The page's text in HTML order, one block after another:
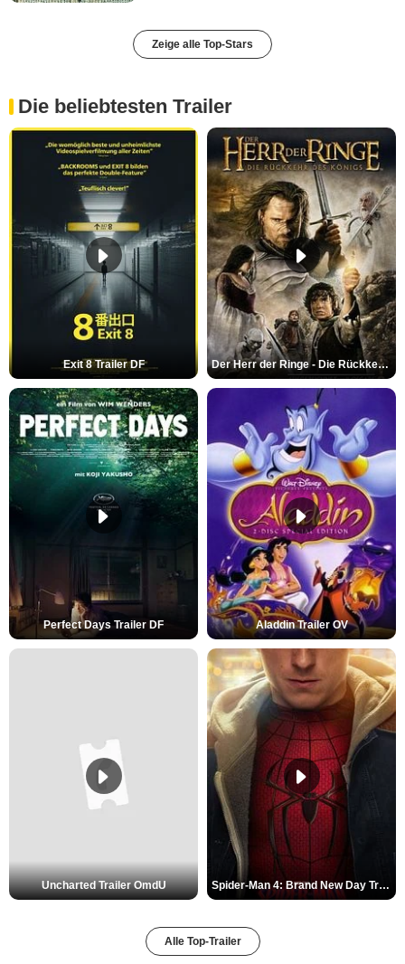
Zeige alle Top-Stars
Die beliebtesten Trailer
Exit 8 Trailer DF Der Herr der Ringe - Die Rückkehr des Königs Trailer OV
Perfect Days Trailer DF Aladdin Trailer OV
Uncharted Trailer OmdU Spider-Man 4: Brand New Day Trailer (3) DF
Alle Top-Trailer